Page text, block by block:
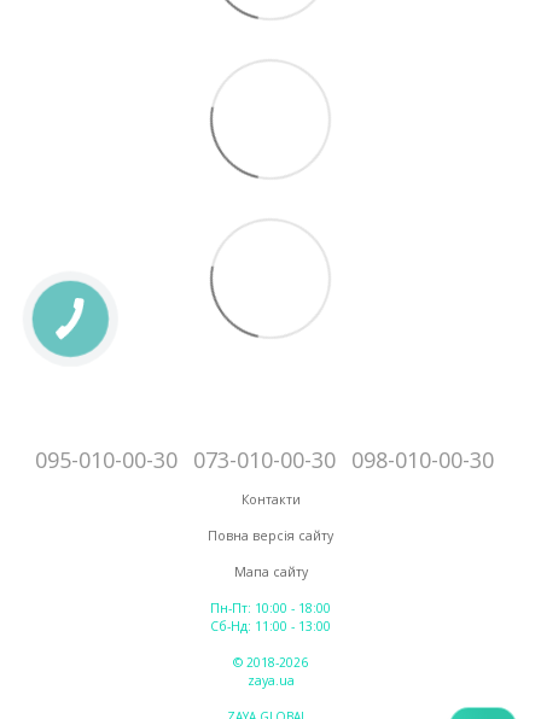
095-010-00-30 073-010-00-30 098-010-00-30
Контакти
Повна версія сайту
Мапа сайту
Пн-Пт: 10:00 - 18:00
Сб-Нд: 11:00 - 13:00
© 2018-2026
zaya.ua